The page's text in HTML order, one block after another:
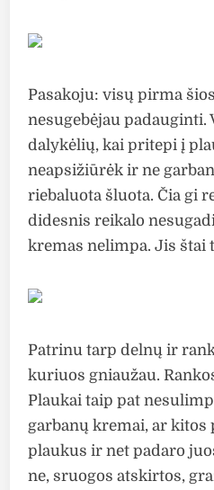
Pasakoju: visų pirma
nesugebėjau padauginti.
dalykėlių, kai pritepi į
neapsižiūrėk ir ne
riebaluota šluota. Čia gi
didesnis reikalo
kremas nelimpa. Jis štai
Patrinu tarp delnų ir
kuriuos gniaužau.
Plaukai taip pat
garbanų kremai, ar
plaukus ir net padaro
ne, sruogos atskirtos,